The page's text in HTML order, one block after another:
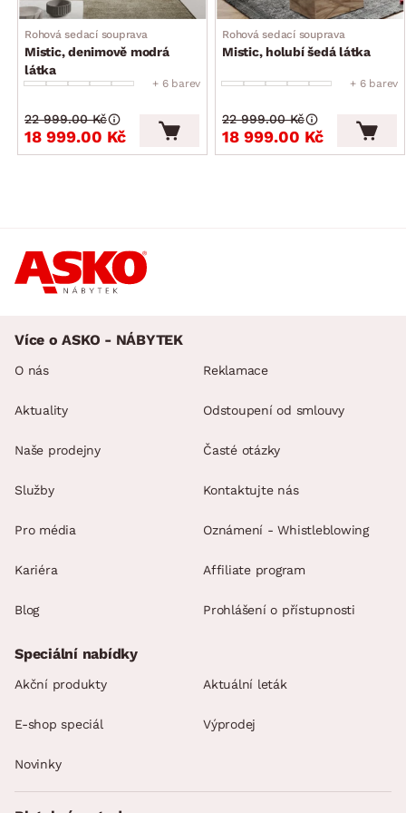
Rohová sedací souprava
Mistic, denimově modrá
látka
+ 6 barev
18 999.00 Kč
22 999.00 Kč
Rohová sedací souprava
Mistic, holubí šedá látka
+ 6 barev
18 999.00 Kč
22 999.00 Kč
Více o ASKO - NÁBYTEK
O nás
Aktuality
Naše prodejny
Služby
Pro média
Kariéra
Blog
Reklamace
Odstoupení od smlouvy
Časté otázky
Kontaktujte nás
Oznámení - Whistleblowing
Affiliate program
Prohlášení o přístupnosti
Speciální nabídky
Akční produkty Aktuální leták
E-shop speciál Výprodej
Novinky